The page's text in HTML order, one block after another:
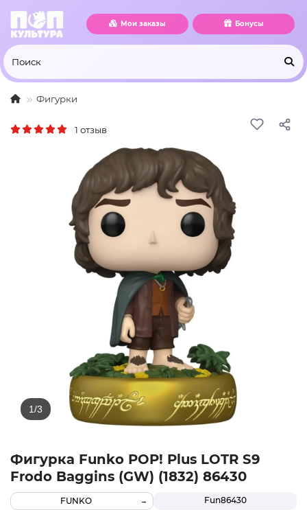
Мои заказы Бонусы
Фигурки
1 отзыв
Фигурка Funko POP! Plus LOTR S9
Frodo Baggins (GW) (1832) 86430
Fun86430
FUNKO